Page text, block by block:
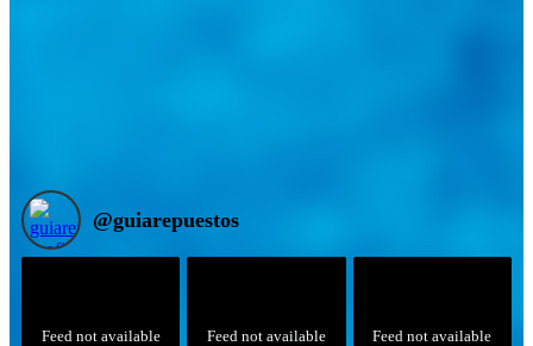
@guiarepuestos
Feed not available Feed not available Feed not available